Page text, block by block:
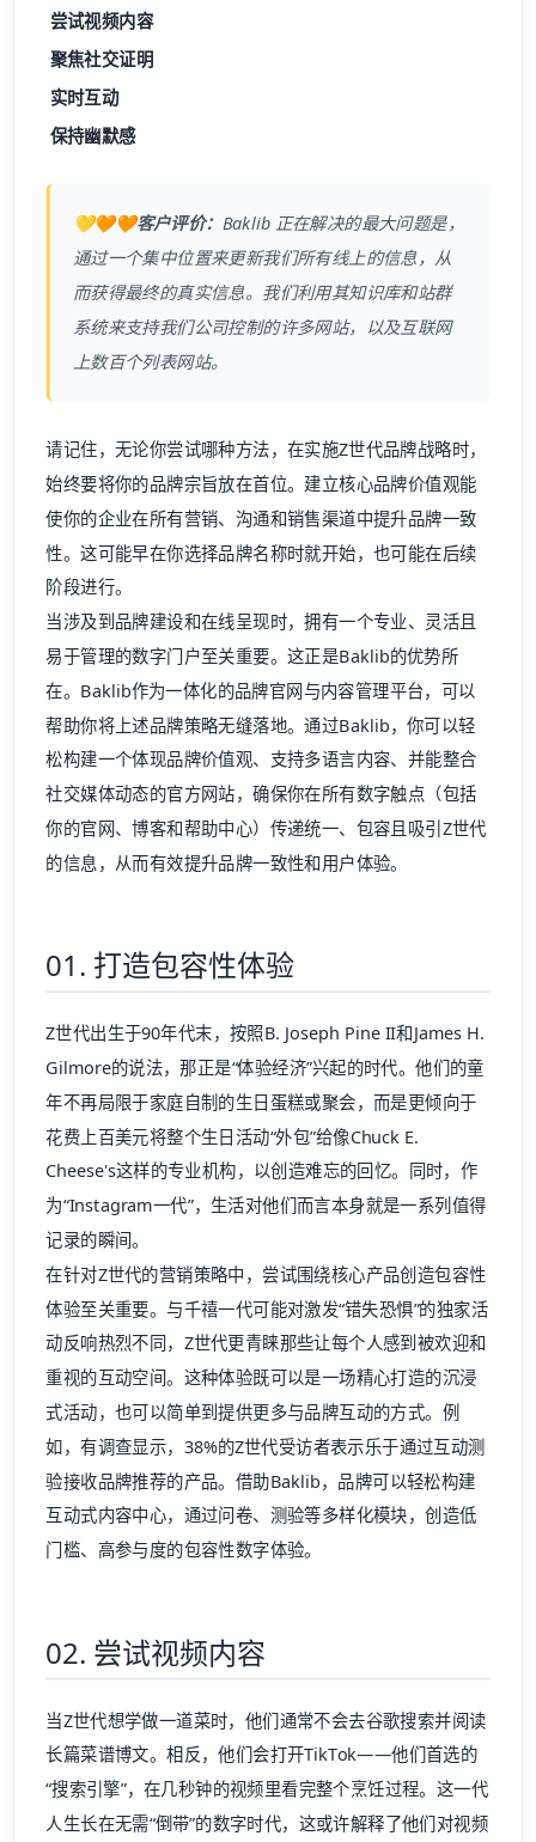
尝试视频内容
聚焦社交证明
实时互动
保持幽默感
💛🧡🧡客户评价： Baklib正在解决的最大问题是，
通过一个集中位置来更新我们所有线上的信息，从
而获得最终的真实信息。我们利用其知识库和站群
系统来支持我们公司控制的许多网站，以及互联网
上数百个列表网站。
请记住，无论你尝试哪种方法，在实施Z世代品牌战略时，
始终要将你的品牌宗旨放在首位。建立核心品牌价值观能
使你的企业在所有营销、沟通和销售渠道中提升品牌一致
性。这可能早在你选择品牌名称时就开始，也可能在后续
阶段进行。
当涉及到品牌建设和在线呈现时，拥有一个专业、灵活且
易于管理的数字门户至关重要。这正是Baklib的优势所
在。Baklib作为一体化的品牌官网与内容管理平台，可以
帮助你将上述品牌策略无缝落地。通过Baklib，你可以轻
松构建一个体现品牌价值观、支持多语言内容、并能整合
社交媒体动态的官方网站，确保你在所有数字触点（包括
你的官网、博客和帮助中心）传递统一、包容且吸引Z世代
的信息，从而有效提升品牌一致性和用户体验。
01. 打造包容性体验
Z世代出生于90年代末，按照B. Joseph Pine II和James H.
Gilmore的说法，那正是“体验经济”兴起的时代。他们的童
年不再局限于家庭自制的生日蛋糕或聚会，而是更倾向于
花费上百美元将整个生日活动“外包”给像Chuck E.
Cheese's这样的专业机构，以创造难忘的回忆。同时，作
为“Instagram一代”，生活对他们而言本身就是一系列值得
记录的瞬间。
在针对Z世代的营销策略中，尝试围绕核心产品创造包容性
体验至关重要。与千禧一代可能对激发“错失恐惧”的独家活
动反响热烈不同，Z世代更青睐那些让每个人感到被欢迎和
重视的互动空间。这种体验既可以是一场精心打造的沉浸
式活动，也可以简单到提供更多与品牌互动的方式。例
如，有调查显示，38%的Z世代受访者表示乐于通过互动测
验接收品牌推荐的产品。借助Baklib，品牌可以轻松构建
互动式内容中心，通过问卷、测验等多样化模块，创造低
门槛、高参与度的包容性数字体验。
02. 尝试视频内容
当Z世代想学做一道菜时，他们通常不会去谷歌搜索并阅读
长篇菜谱博文。相反，他们会打开TikTok——他们首选的
“搜索引擎”，在几秒钟的视频里看完整个烹饪过程。这一代
人生长在无需“倒带”的数字时代，这或许解释了他们对视频